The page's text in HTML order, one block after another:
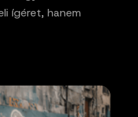
ígéret, hanem